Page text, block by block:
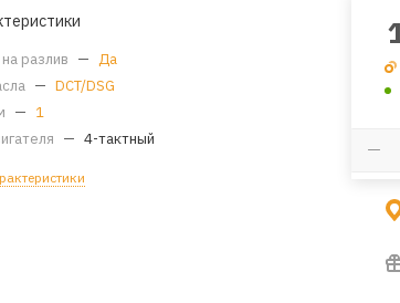
разлив — Да
— DCT/DSG
— 1
— 4-тактный